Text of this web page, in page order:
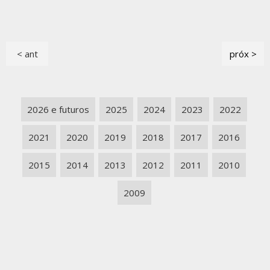
< ant próx >
2026 e futuros 2025 2024 2023 2022
2021 2020 2019 2018 2017 2016
2015 2014 2013 2012 2011 2010
2009